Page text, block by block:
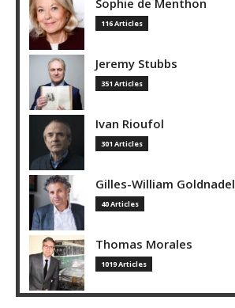
Sophie de Menthon
116 Articles
Jeremy Stubbs
351 Articles
Ivan Rioufol
301 Articles
Gilles-William Goldnadel
40 Articles
Thomas Morales
1019 Articles